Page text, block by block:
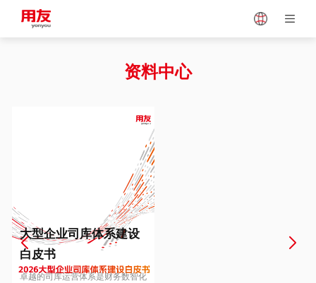
Vietnam
Europe
Hungary
资料中心
大型企业司库体系建设
白皮书
卓越的司库运营体系是财务数智化